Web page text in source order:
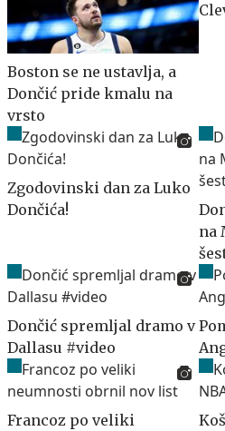
Boston se ne ustavlja, a
Dončić pride kmalu na
vrsto
Zgodovinski dan za Luko
Dončića!
na
Dončić spremljal dramo v
Dallasu #video
Francoz po veliki